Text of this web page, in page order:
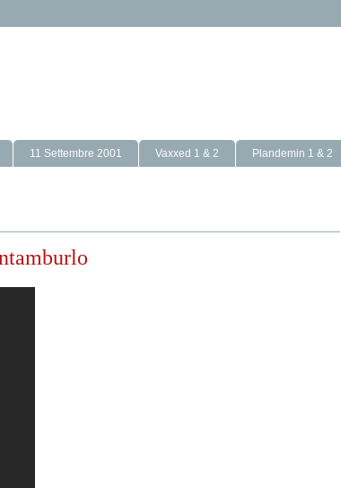
11 Settembre 2001 Vaxxed 1 & 2 Plandemin 1 & 2